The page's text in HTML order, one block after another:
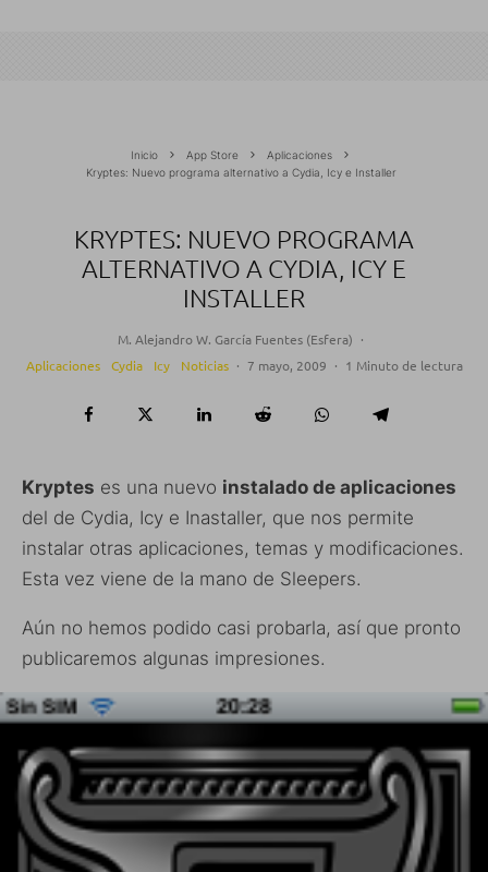
Inicio App Store
Aplicaciones
Kryptes: Nuevo programa alternativo a Cydia, Icy e Installer
KRYPTES: NUEVO PROGRAMA
ALTERNATIVO A CYDIA, ICY E
INSTALLER
M. Alejandro W. García Fuentes (Esfera) ·
Aplicaciones
Cydia Icy Noticias · 7 mayo, 2009 · 1 Minuto de lectura
Kryptes es una nuevo instalado de aplicaciones
del de Cydia, Icy e Inastaller, que nos permite
instalar otras aplicaciones, temas y modificaciones.
Esta vez viene de la mano de Sleepers.
Aún no hemos podido casi probarla, así que pronto
publicaremos algunas impresiones.